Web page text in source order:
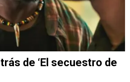
de ‘El secuestro de